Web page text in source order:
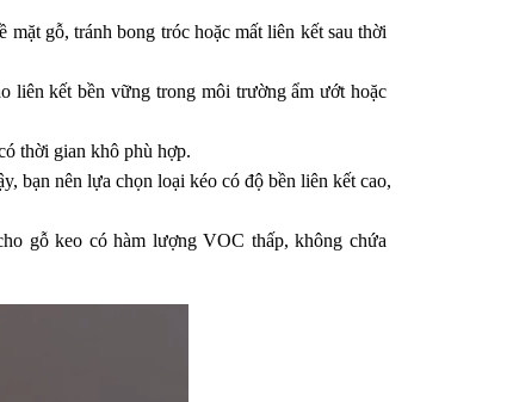
gỗ, tránh bong tróc hoặc mất liên kết sau thời
liên kết bền vững trong môi trường ẩm ướt hoặc
thời gian khô phù hợp.
bạn nên lựa chọn loại kéo có độ bền liên kết cao,
gỗ keo có hàm lượng VOC thấp, không chứa